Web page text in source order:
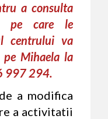
a consulta
pe care le
centrului va
Mihaela la
997 294.
a modifica
a activitatii